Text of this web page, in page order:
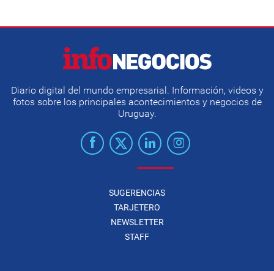
Diario digital del mundo empresarial. Información, videos y
fotos sobre los principales acontecimientos y negocios de
Uruguay.
SUGERENCIAS
TARJETERO
NEWSLETTER
STAFF